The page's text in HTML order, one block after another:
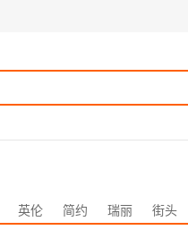
英伦 简约 瑞丽 街头